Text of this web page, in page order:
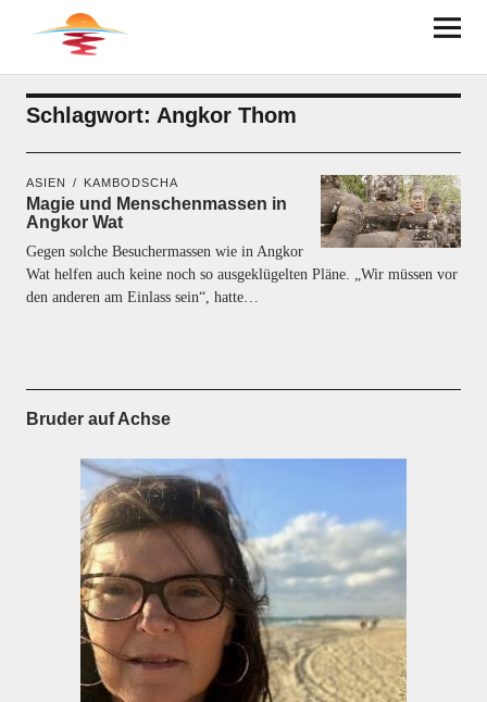
BRUDER AUF ACHSE
Schlagwort: Angkor Thom
ASIEN KAMBODSCHA
Magie und Menschenmassen in
Angkor Wat
Gegen solche Besuchermassen wie in Angkor
Wat helfen auch keine noch so ausgeklügelten Pläne. „Wir müssen vor
den anderen am Einlass sein“, hatte…
Bruder auf Achse